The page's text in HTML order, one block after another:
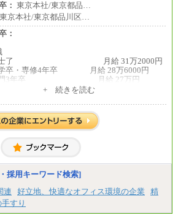
： 東京本社/東京都品…
東京本社/東京都品川区…
：
了 月給 31万2000円
・専修4年卒 月給 28万6000円
3年卒 月給 27万円
・短大・高専卒 月給 26万円
力を考慮のうえ、当社規程に基づき決定い
。
卒 月給 25万3000
円～300,000円
を考慮の上決定します
間はありません
+ 続きを読む
採用キーワード検索]
連 好立地、快適なオフィス環境の企業
精
すり